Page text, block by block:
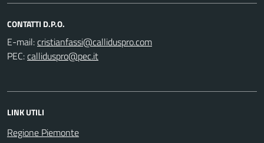
CONTATTI D.P.O.
E-mail:
PEC:
LINK UTILI
Regione Piemonte